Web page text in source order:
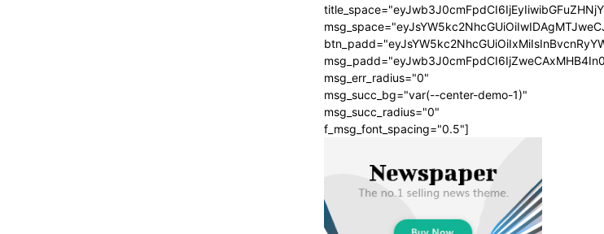
msg_err_radius="0"
msg_succ_bg="var(--center-demo-1)"
msg_succ_radius="0"
f_msg_font_spacing="0.5"]